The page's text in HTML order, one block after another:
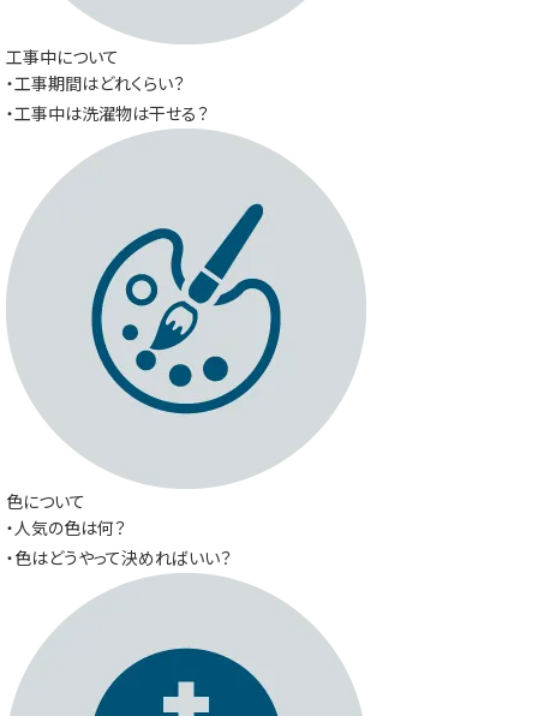
工事中について
・工事期間はどれくらい？
・工事中は洗濯物は干せる？
色について
・人気の色は何？
・色はどうやって決めればいい？